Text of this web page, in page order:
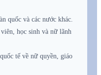
quốc và các nước khác.
học sinh và nữ lãnh
tế về nữ quyền, giáo